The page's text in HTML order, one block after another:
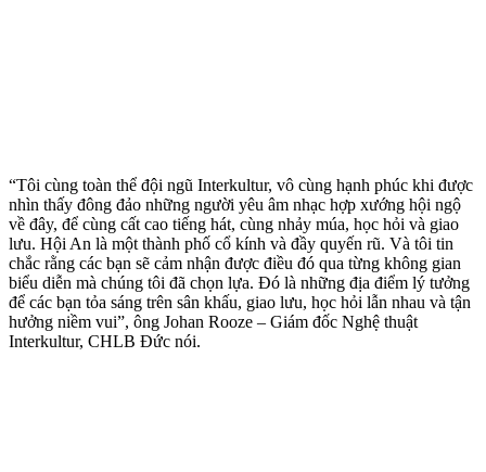
“Tôi cùng toàn thể đội ngũ Interkultur, vô cùng hạnh phúc khi được
nhìn thấy đông đảo những người yêu âm nhạc hợp xướng hội ngộ
về đây, để cùng cất cao tiếng hát, cùng nhảy múa, học hỏi và giao
lưu. Hội An là một thành phố cổ kính và đầy quyến rũ. Và tôi tin
chắc rằng các bạn sẽ cảm nhận được điều đó qua từng không gian
biểu diễn mà chúng tôi đã chọn lựa. Đó là những địa điểm lý tưởng
để các bạn tỏa sáng trên sân khấu, giao lưu, học hỏi lẫn nhau và tận
hưởng niềm vui”, ông Johan Rooze – Giám đốc Nghệ thuật
Interkultur, CHLB Đức nói.